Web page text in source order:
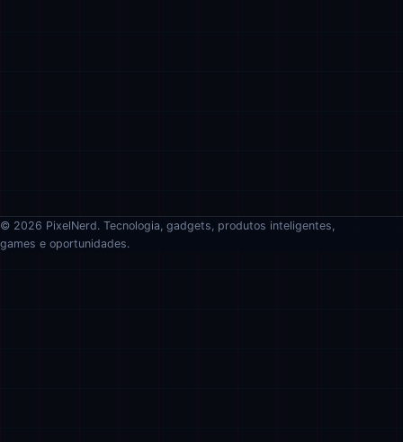
© 2026 PixelNerd. Tecnologia, gadgets, produtos inteligentes,
games e oportunidades.